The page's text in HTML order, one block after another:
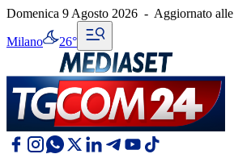
Domenica 9 Agosto 2026 - Aggiornato alle
Milano 26°